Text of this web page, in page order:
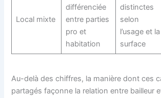
Local mixte
différenciée
entre parties
pro et
habitation
distinctes
selon
l’usage et la
surface
Au-delà des chiffres, la manière dont ces
partagés façonne la relation entre bailleur